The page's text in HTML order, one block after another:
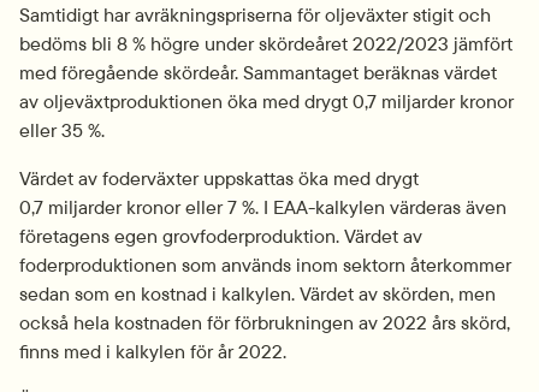
Samtidigt har avräkningspriserna för oljeväxter stigit och
bedöms bli 8 % högre under skörde­året 2022/2023 jämfört
med föregående skördeår. Sammantaget beräknas värdet
av oljeväxtproduktionen öka med drygt 0,7 miljarder kronor
eller 35 %.
Värdet av foder­växter uppskattas öka med drygt
0,7 miljarder kronor eller 7 %. I EAA-kalkylen värderas även
företagens egen grovfoderproduktion. Värdet av
foderproduktionen som används inom sektorn återkommer
sedan som en kostnad i kalkylen. Värdet av skörden, men
också hela kostnaden för förbrukningen av 2022 års skörd,
finns med i kalkylen för år 2022.